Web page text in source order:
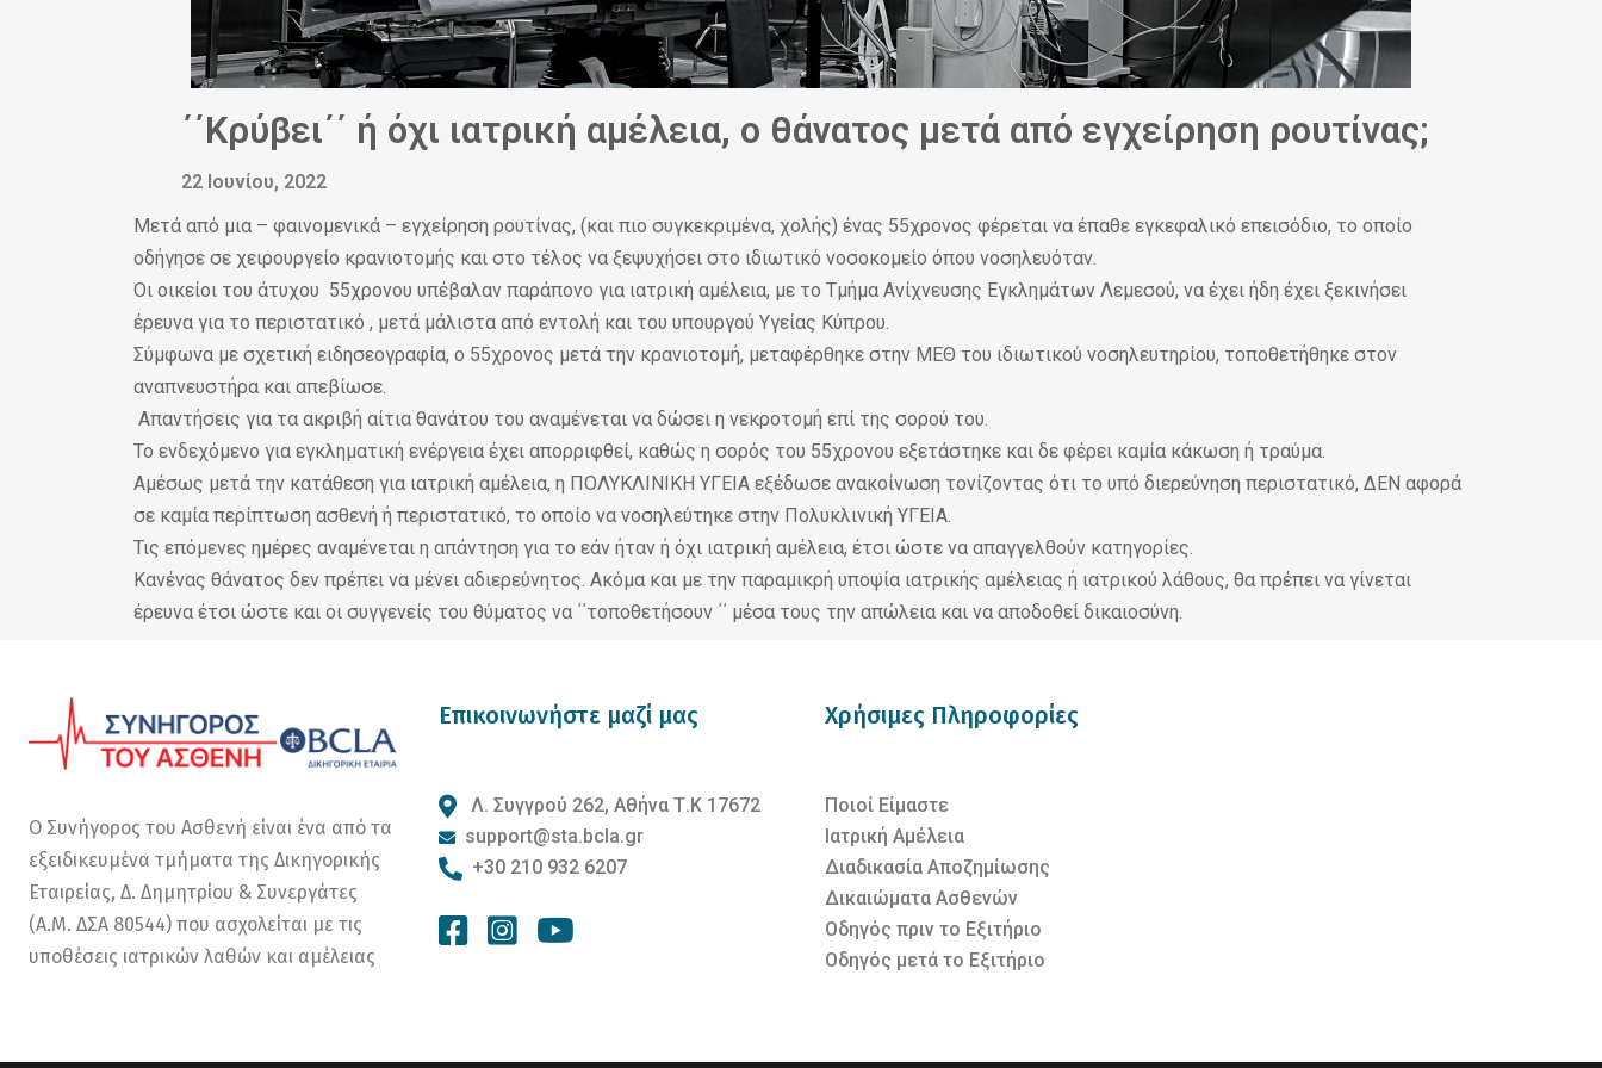
΄΄Κρύβει΄΄ ή όχι ιατρική αμέλεια, ο θάνατος μετά από εγχείρηση ρουτίνας;
22 Ιουνίου, 2022
Μετά από μια – φαινομενικά – εγχείρηση ρουτίνας, (και πιο συγκεκριμένα, χολής) ένας 55χρονος φέρεται να έπαθε εγκεφαλικό επεισόδιο, το οποίο
οδήγησε σε χειρουργείο κρανιοτομής και στο τέλος να ξεψυχήσει στο ιδιωτικό νοσοκομείο όπου νοσηλευόταν.
Οι οικείοι του άτυχου 55χρονου υπέβαλαν παράπονο για ιατρική αμέλεια, με το Τμήμα Ανίχνευσης Εγκλημάτων Λεμεσού, να έχει ήδη έχει ξεκινήσει
έρευνα για το περιστατικό , μετά μάλιστα από εντολή και του υπουργού Υγείας Κύπρου.
Σύμφωνα με σχετική ειδησεογραφία, ο 55χρονος μετά την κρανιοτομή, μεταφέρθηκε στην ΜΕΘ του ιδιωτικού νοσηλευτηρίου, τοποθετήθηκε στον
αναπνευστήρα και απεβίωσε.
Απαντήσεις για τα ακριβή αίτια θανάτου του αναμένεται να δώσει η νεκροτομή επί της σορού του.
Το ενδεχόμενο για εγκληματική ενέργεια έχει απορριφθεί, καθώς η σορός του 55χρονου εξετάστηκε και δε φέρει καμία κάκωση ή τραύμα.
Αμέσως μετά την κατάθεση για ιατρική αμέλεια, η ΠΟΛΥΚΛΙΝΙΚΗ ΥΓΕΙΑ εξέδωσε ανακοίνωση τονίζοντας ότι το υπό διερεύνηση περιστατικό, ΔΕΝ αφορά
σε καμία περίπτωση ασθενή ή περιστατικό, το οποίο να νοσηλεύτηκε στην Πολυκλινική ΥΓΕΙΑ.
Τις επόμενες ημέρες αναμένεται η απάντηση για το εάν ήταν ή όχι ιατρική αμέλεια, έτσι ώστε να απαγγελθούν κατηγορίες.
Κανένας θάνατος δεν πρέπει να μένει αδιερεύνητος. Ακόμα και με την παραμικρή υποψία ιατρικής αμέλειας ή ιατρικού λάθους, θα πρέπει να γίνεται
έρευνα έτσι ώστε και οι συγγενείς του θύματος να ΄΄τοποθετήσουν ΄΄ μέσα τους την απώλεια και να αποδοθεί δικαιοσύνη.
Ο Συνήγορος του Ασθενή είναι ένα από τα
εξειδικευμένα τμήματα της Δικηγορικής
Εταιρείας, Δ. Δημητρίου & Συνεργάτες
(Α.Μ. ΔΣΑ 80544) που ασχολείται με τις
υποθέσεις ιατρικών λαθών και αμέλειας
Επικοινωνήστε μαζί μας
Λ. Συγγρού 262, Αθήνα Τ.Κ 17672
support@sta.bcla.gr
+30 210 932 6207
Χρήσιμες Πληροφορίες
Ποιοί Είμαστε
Ιατρική Αμέλεια
Διαδικασία Αποζημίωσης
Δικαιώματα Ασθενών
Οδηγός πριν το Εξιτήριο
Οδηγός μετά το Εξιτήριο